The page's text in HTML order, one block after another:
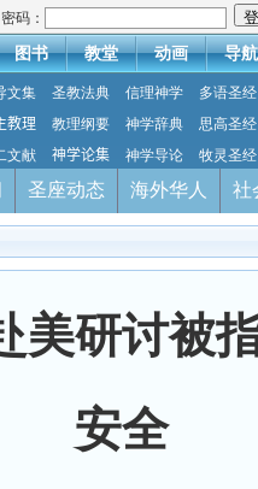
密码：
图书 教堂 动画 导航
文集 圣教法典 信理神学
多语圣经
教理
教理纲要 神学辞典
思高圣经
文献
神学论集 神学导论 牧灵圣经
圣座动态 海外华人 社
美研讨被
安全